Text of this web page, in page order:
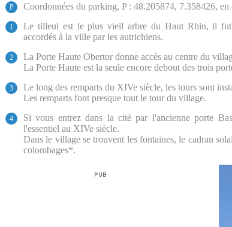
P Coordonnées du parking, P : 48.205874, 7.358426, en
1
Le tilleul est le plus vieil arbre du Haut Rhin, il fut
accordés à la ville par les autrichiens.
2
La Porte Haute Obertor donne accès au centre du
La Porte Haute est la seule encore debout des trois
3
Le long des remparts du XIVe siècle, les tours sont
Les remparts font presque tout le tour du village.
4
Si vous entrez dans la cité par l'ancienne porte
l'essentiel au XIVe siècle.
Dans le village se trouvent les fontaines, le cadran
colombages*.